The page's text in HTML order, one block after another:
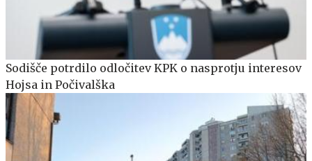
Sodišče potrdilo odločitev KPK o nasprotju interesov
Hojsa in Počivalška